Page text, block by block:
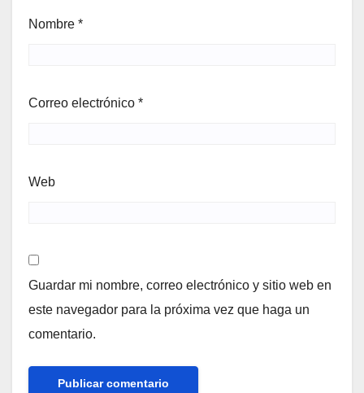
Nombre *
Correo electrónico *
Web
Guardar mi nombre, correo electrónico y sitio web en
este navegador para la próxima vez que haga un
comentario.